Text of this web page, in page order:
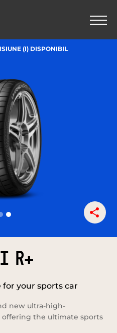
(I) DISPONIBIL
R+
your sports car
new ultra-high-
the ultimate sports